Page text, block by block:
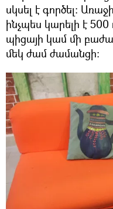
սկսել է գործել։
ինչպես կարելի է
պիցայի կամ մի
մեկ ժամ ժամանցի։